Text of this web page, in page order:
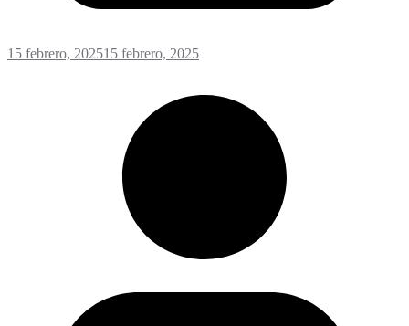
15 febrero, 202515 febrero, 2025